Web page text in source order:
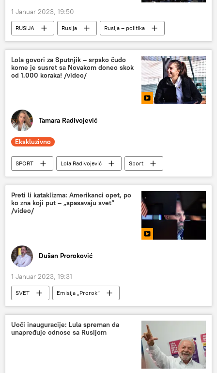
1 Januar 2023, 19:50
RUSIJA Rusija
Rusija – politika
Rusija – ekonomija
Specijalna vojna operacija u Ukrajini – vesti
Lola govori za Sputnjik – srpsko čudo
kome je susret sa Novakom doneo skok
od 1.000 koraka! /video/
Tamara Radivojević
Ekskluzivno
SPORT Lola Radivojević
Sport
Tenis
Sputnjikov paketić 2023
Preti li kataklizma: Amerikanci opet, po
ko zna koji put – „spasavaju svet“
/video/
Dušan Proroković
1 Januar 2023, 19:31
SVET
Emisija „Prorok“
Svet – politika
Svet
Politika
Svet – ekonomija
Ekonomija
Analize i mišljenja
Uoči inauguracije: Lula spreman da
unapređuje odnose sa Rusijom